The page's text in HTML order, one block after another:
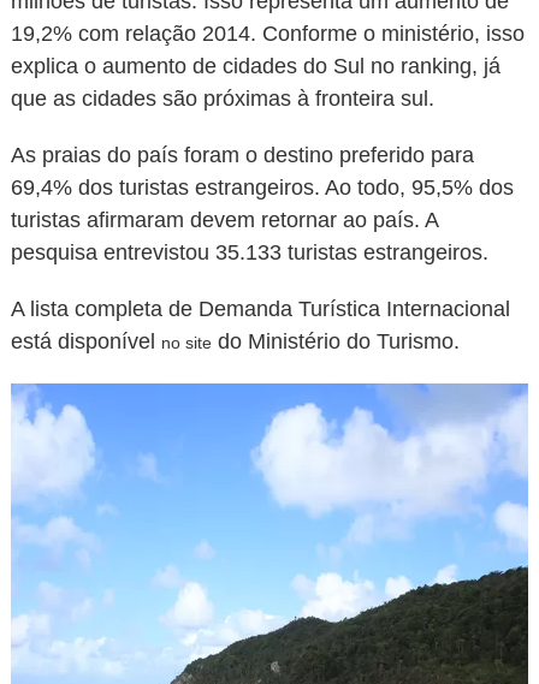
19,2% com relação 2014. Conforme o ministério, isso
explica o aumento de cidades do Sul no ranking, já
que as cidades são próximas à fronteira sul.
As praias do país foram o destino preferido para
69,4% dos turistas estrangeiros. Ao todo, 95,5% dos
turistas afirmaram devem retornar ao país. A
pesquisa entrevistou 35.133 turistas estrangeiros.
A lista completa de Demanda Turística Internacional
está disponível
no sitedo Ministério do Turismo.